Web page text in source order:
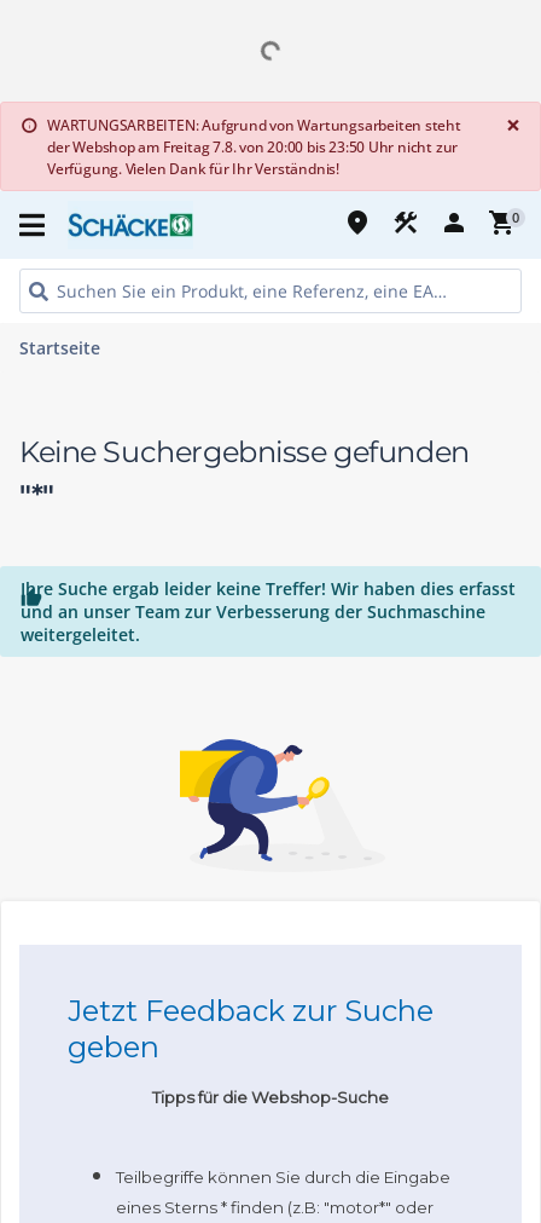
info WARTUNGSARBEITEN: Aufgrund von Wartungsarbeiten steht
der Webshop am Freitag 7.8. von 20:00 bis 23:50 Uhr nicht zur
Verfügung. Vielen Dank für Ihr Verständnis!
×
place construction person shopping_cart0
Startseite
Keine Suchergebnisse gefunden
"*"

Ihre Suche ergab leider keine Treffer! Wir haben dies erfasst
und an unser Team zur Verbesserung der Suchmaschine
weitergeleitet.